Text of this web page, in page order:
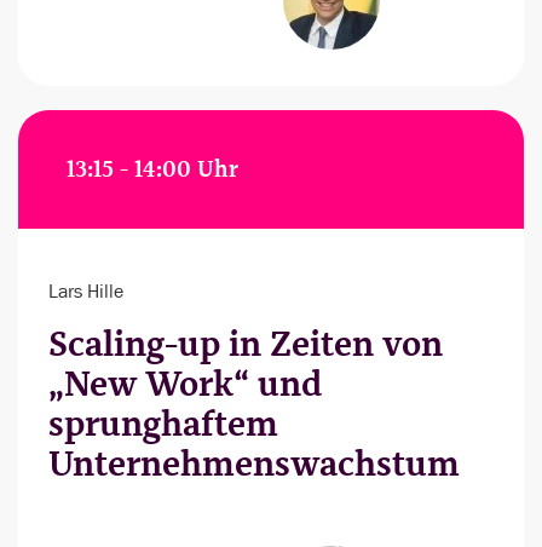
13:15 - 14:00 Uhr
Lars Hille
Scaling-up in Zeiten von
„New Work“ und
sprunghaftem
Unternehmenswachstum